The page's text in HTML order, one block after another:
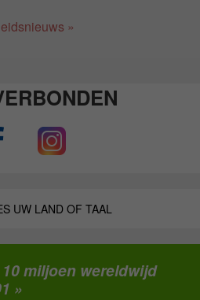
»
UW LAND OF TAAL
miljoen wereldwijd
»